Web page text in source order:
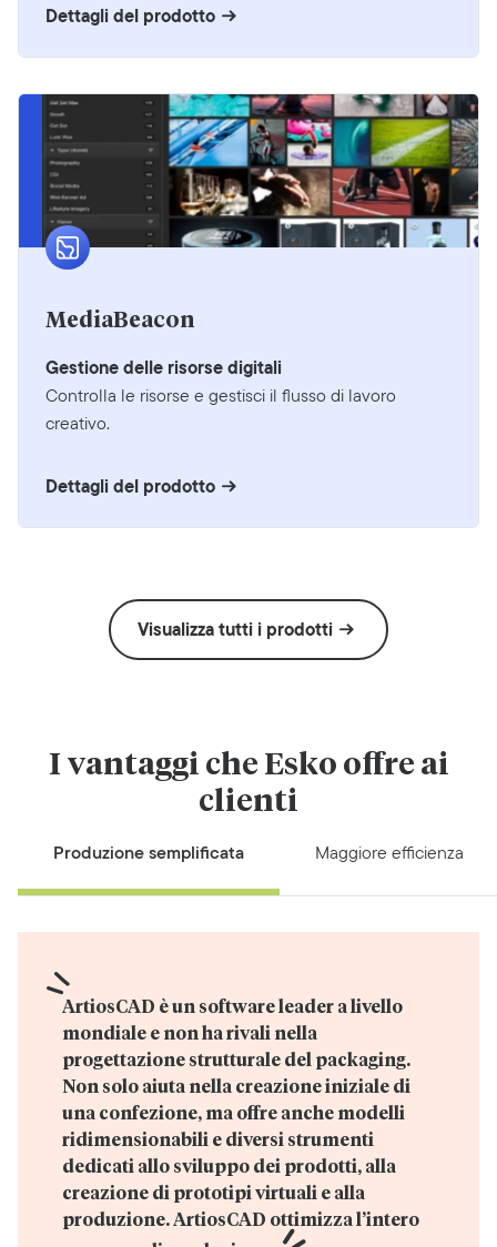
Dettagli del prodotto
MediaBeacon
Gestione delle risorse digitali
Controlla le risorse e gestisci il flusso di lavoro
creativo.
Dettagli del prodotto
Visualizza tutti i prodotti
I vantaggi che Esko offre ai
clienti
Produzione semplificata Maggiore efficienza
ArtiosCAD è un software leader a livello
mondiale e non ha rivali nella
progettazione strutturale del packaging.
Non solo aiuta nella creazione iniziale di
una confezione, ma offre anche modelli
ridimensionabili e diversi strumenti
dedicati allo sviluppo dei prodotti, alla
creazione di prototipi virtuali e alla
produzione. ArtiosCAD ottimizza l’intero